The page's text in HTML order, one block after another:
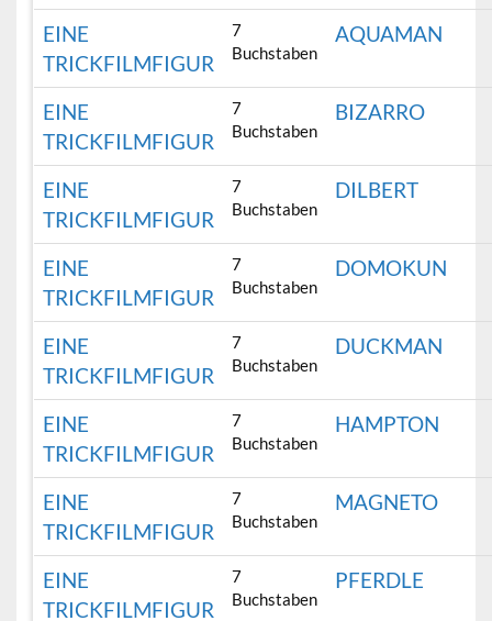
EINE
TRICKFILMFIGUR
7
Buchstaben
AQUAMAN
EINE
TRICKFILMFIGUR
7
Buchstaben
BIZARRO
EINE
TRICKFILMFIGUR
7
Buchstaben
DILBERT
EINE
TRICKFILMFIGUR
7
Buchstaben
DOMOKUN
EINE
TRICKFILMFIGUR
7
Buchstaben
DUCKMAN
EINE
TRICKFILMFIGUR
7
Buchstaben
HAMPTON
EINE
TRICKFILMFIGUR
7
Buchstaben
MAGNETO
EINE
TRICKFILMFIGUR
7
Buchstaben
PFERDLE